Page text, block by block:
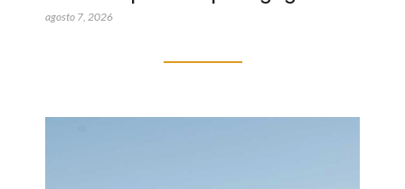
agosto 7, 2026